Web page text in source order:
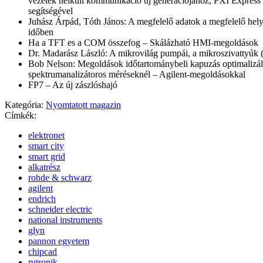
segítségével
Juhász Árpád, Tóth János: A megfelelő adatok a megfelelő
időben
Ha a TFT es a COM összefog – Skálázható HMI-megoldások
Dr. Madarász László: A mikrovilág pumpái, a mikroszivattyúk
Bob Nelson: Megoldások időtartománybeli kapuzás
spektrumanalizátoros méréseknél – Agilent-megoldásokkal
FP7 – Az új zászlóshajó
Kategória: Nyomtatott magazin
Címkék:
elektronet
smart city
smart grid
alkatrész
rohde & schwarz
agilent
endrich
schneider electric
national instruments
glyn
pannon egyetem
chipcad